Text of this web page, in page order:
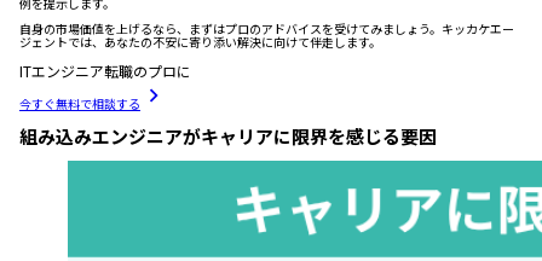
自身の市場価値を上げるなら、まずはプロのアドバイスを受けてみましょう。キッカケエー
ジェントでは、あなたの不安に寄り添い解決に向けて伴走します。
ITエンジニア転職のプロに
今すぐ無料で相談する
組み込みエンジニアがキャリアに限界を感じる要因